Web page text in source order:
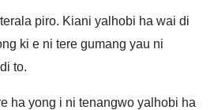
piro. Kiani yalhobi ha wai di
ki e ni tere gumang yau ni
to.
ha yong i ni tenangwo yalhobi ha